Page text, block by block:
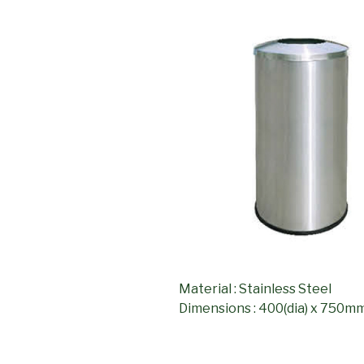
Material : Stainless Steel
Dimensions : 400(dia) x